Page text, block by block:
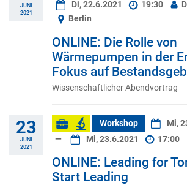
JUNI
2021
Di, 22.6.2021 19:30
Berlin
ONLINE: Die Rolle von
Wärmepumpen in der
Fokus auf
Wissenschaftlicher Abendvortrag
23
JUNI
2021
Workshop Mi,
—
Mi, 23.6.2021 17:00
ONLINE: Leading for
Start Leading